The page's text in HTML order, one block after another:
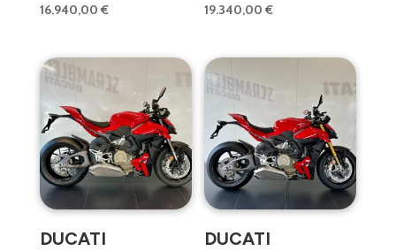
16.940,00 € 19.340,00€
DUCATI
DUCATI